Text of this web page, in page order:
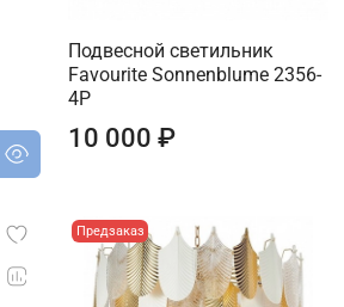
Подвесной светильник
Favourite Sonnenblume 2356-
4P
10 000 ₽
Предзаказ